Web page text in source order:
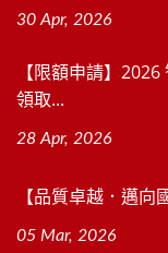
30 Apr, 2026
【限額申請】
領取...
28 Apr, 2026
【品質卓越．邁向
05 Mar, 2026